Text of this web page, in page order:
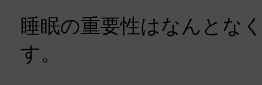
睡眠の重要性はなんとな
す。